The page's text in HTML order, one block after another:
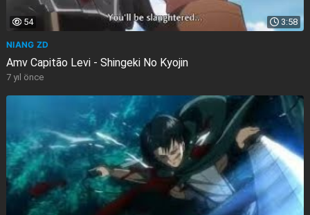
3:58
54
NIANG ZD
Amv Capitão Levi - Shingeki No Kyojin
7 yıl önce